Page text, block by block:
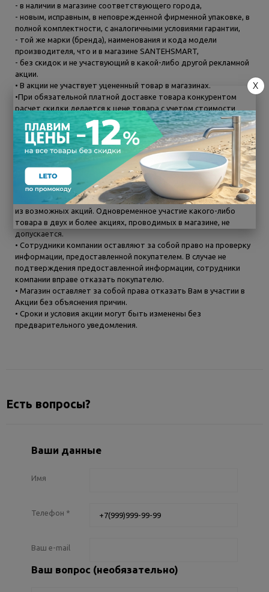
- в наличии в магазине соответствующего города,
- новым, исправным, в неповрежденной фирменной упаковке, в
полной комплектности, с аналогичными условиями гарантии,
- той же марки (бренда), наименования и кода модели
производителя, что и в магазине SANTEHSMART,
- без скидок и не участвующий в какой-либо другой рекламной
акции.
• В акции не участвует уцененный товар в магазинах.
•При обязательной платной доставке товара конкурентом
расчет скидки делается к цене товара с учетом стоимости
данной доставки.
• Возврат денежных средств за товар, имеющий недостатки,
осуществляется при наличии заключения сервисного центра в
установленные гарантией сроки и по той стоимости, которая
была указана в чеке по акции с учетом скидки.
• Если товар, который покупатель намерен приобрести, на
момент покупки участвует в какой-либо другой акции,
проводимой в магазине, то покупатель должен выбрать одну
из возможных акций. Одновременное участие какого-либо
товара в двух и более акциях, проводимых в магазине, не
допускается.
• Сотрудники компании оставляют за собой право на проверку
информации, предоставленной покупателем. В случае не
подтверждения предоставленной информации, сотрудники
компании вправе отказать покупателю.
• Магазин оставляет за собой права отказать Вам в участии в
Акции без объяснения причин.
• Сроки и условия акции могут быть изменены без
предварительного уведомления.
Есть вопросы?
Ваши данные
Имя
Телефон *
Ваш e-mail
Ваш вопрос (необязательно)
X